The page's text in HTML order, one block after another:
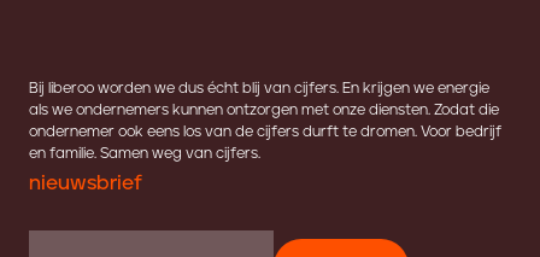
Bij liberoo worden we dus écht blij van cijfers. En krijgen we energie
als we ondernemers kunnen ontzorgen met onze diensten. Zodat die
ondernemer ook eens los van de cijfers durft te dromen. Voor bedrijf
en familie. Samen weg van cijfers.
nieuwsbrief